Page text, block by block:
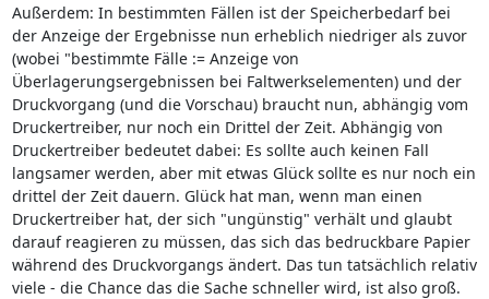
Außerdem: In bestimmten Fällen ist der Speicherbedarf bei
der Anzeige der Ergebnisse nun erheblich niedriger als zuvor
(wobei "bestimmte Fälle := Anzeige von
Überlagerungsergebnissen bei Faltwerkselementen) und der
Druckvorgang (und die Vorschau) braucht nun, abhängig vom
Druckertreiber, nur noch ein Drittel der Zeit. Abhängig von
Druckertreiber bedeutet dabei: Es sollte auch keinen Fall
langsamer werden, aber mit etwas Glück sollte es nur noch ein
drittel der Zeit dauern. Glück hat man, wenn man einen
Druckertreiber hat, der sich "ungünstig" verhält und glaubt
darauf reagieren zu müssen, das sich das bedruckbare Papier
während des Druckvorgangs ändert. Das tun tatsächlich relativ
viele - die Chance das die Sache schneller wird, ist also groß.